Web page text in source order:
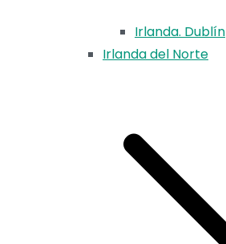
Irlanda. Dublín
Irlanda del Norte